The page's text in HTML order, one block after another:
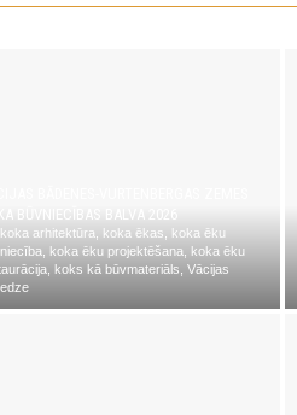
BŪVNIECĪBAS BALVA 2026
koka arhitektūra koka ēkas
koka ēku
koka ēku projektēšana
koka ēku
koks kā būvmateriāls Vācijas